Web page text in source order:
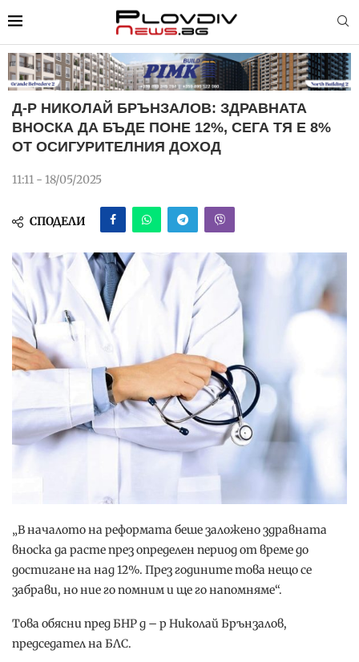
Д-Р НИКОЛАЙ БРЪНЗАЛОВ: ЗДРАВНАТА
ВНОСКА ДА БЪДЕ ПОНЕ 12%, СЕГА ТЯ Е 8%
ОТ ОСИГУРИТЕЛНИЯ ДОХОД
11:11 - 18/05/2025
СПОДЕЛИ
„В началото на реформата беше заложено здравната
вноска да расте през определен период от време до
достигане на над 12%. През годините това нещо се
забрави, но ние го помним и ще го напомняме“.
Това обясни пред БНР д – р Николай Брънзалов,
председател на БЛС.